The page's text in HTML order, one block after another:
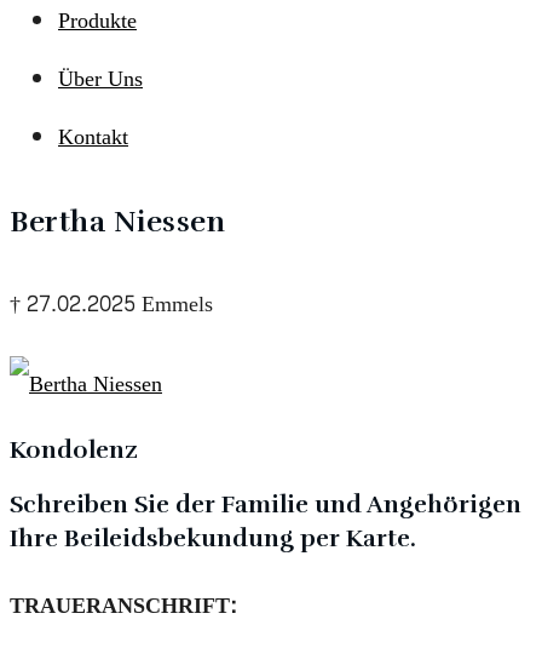
Produkte
Über Uns
Kontakt
Bertha Niessen
† 27.02.2025 Emmels
Kondolenz
Schreiben Sie der Familie und Angehörigen
Ihre Beileidsbekundung per Karte.
TRAUERANSCHRIFT: